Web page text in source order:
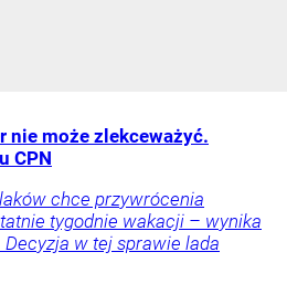
nie może zlekceważyć.
CPN
chce przywrócenia
tygodnie wakacji – wynika
Decyzja w tej sprawie lada